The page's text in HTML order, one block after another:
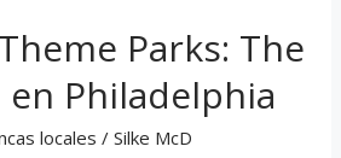
Parks: The
Philadelphia
locales /Silke McD